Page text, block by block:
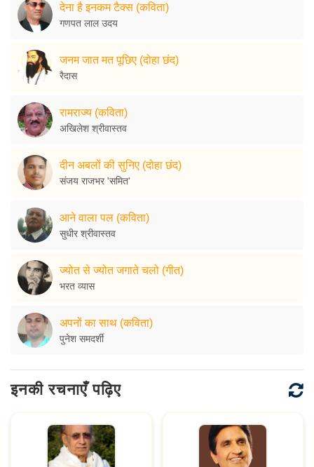
देना है इनकम टैक्स (कविता)
गणपत लाल उदय
जनम जात मत पूछिए (दोहा छंद)
रैदास
रामराज्य (कविता)
अखिलेश श्रीवास्तव
दीन अबलों की सुनिए (दोहा छंद)
संजय राजभर 'समित'
आने वाला पल (कविता)
सुधीर श्रीवास्तव
ज्योत से ज्योत जगाते चलो (गीत)
भरत व्यास
अपनों का साथ (कविता)
पुनेश समदर्शी
इनकी रचनाएँ पढ़िए